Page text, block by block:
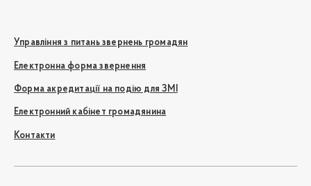
Управління з питань звернень громадян
Електронна форма звернення
Форма акредитації на подію для ЗМІ
Електронний кабінет громадянина
Контакти